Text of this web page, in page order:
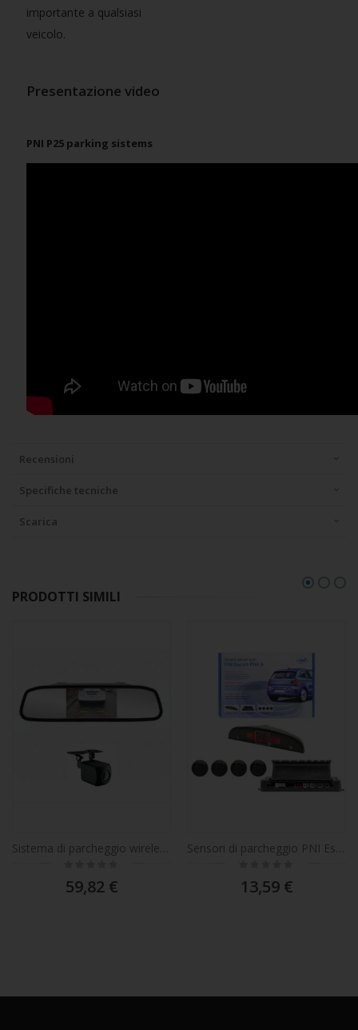
importante a qualsiasi
veicolo.
Presentazione video
PNI P25 parking sistems
Recensioni
Specifiche tecniche
Scarica
PRODOTTI SIMILI
59,82 € 13,59 €